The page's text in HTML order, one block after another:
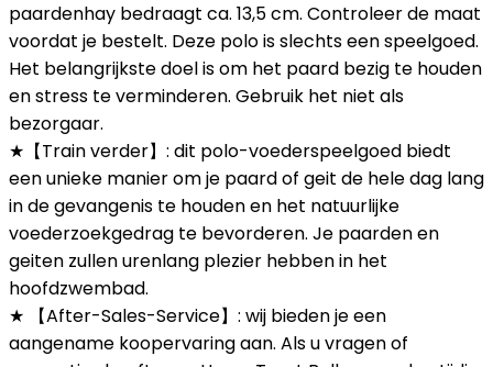
paardenhay bedraagt ca. 13,5 cm. Controleer de maat
voordat je bestelt. Deze polo is slechts een speelgoed.
Het belangrijkste doel is om het paard bezig te houden
en stress te verminderen. Gebruik het niet als
bezorgaar.
★【Train verder】: dit polo-voederspeelgoed biedt
een unieke manier om je paard of geit de hele dag lang
in de gevangenis te houden en het natuurlijke
voederzoekgedrag te bevorderen. Je paarden en
geiten zullen urenlang plezier hebben in het
hoofdzwembad.
★ 【After-Sales-Service】: wij bieden je een
aangename koopervaring aan. Als u vragen of